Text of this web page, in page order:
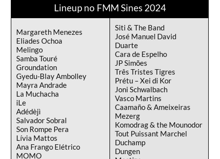
Lineup no FMM Sines 2024
Margareth Menezes
Eliades Ochoa
Melingo
Samba Touré
Groundation
Gyedu-Blay Ambolley
Mayra Andrade
La Muchacha
iLe
Adédèjì
Salvador Sobral
Son Rompe Pera
Lívia Mattos
Ana Frango Elétrico
MOMO
Siti & The Band
José Manuel David
Duarte
Cara de Espelho
JP Simões
Três Tristes Tigres
Prétu – Xei di Kor
Joni Schwalbach
Vasco Martins
Caamaño & Ameixeiras
Mezerg
Komodrag & the Mounodor
Tout Puissant Marchel
Duchamp
Dungen